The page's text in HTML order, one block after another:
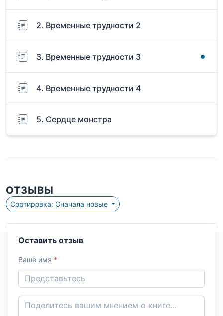
2. Временные трудности 2
3. Временные трудности 3
4. Временные трудности 4
5. Сердце монстра
ОТЗЫВЫ
Сортировка: Сначала новые
Оставить отзыв
Ваше имя *